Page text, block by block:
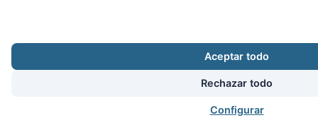
Aceptar todo
Rechazar todo
Configurar